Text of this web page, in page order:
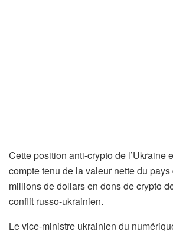
Cette position anti-crypto de l’Ukraine
compte tenu de la valeur nette du
millions de dollars en dons de crypto
conflit russo-ukrainien.
Le vice-ministre ukrainien du